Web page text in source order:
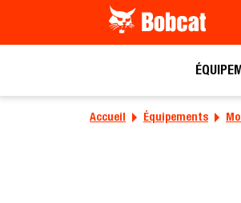
Accueil Équipements